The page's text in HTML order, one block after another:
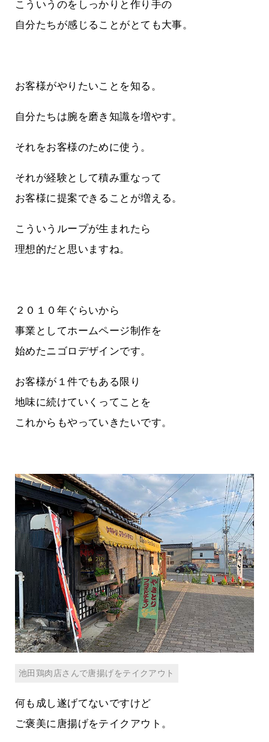
こういうのをしっかりと作り手の
自分たちが感じることがとても大事。
お客様がやりたいことを知る。
自分たちは腕を磨き知識を増やす。
それをお客様のために使う。
それが経験として積み重なって
お客様に提案できることが増える。
こういうループが生まれたら
理想的だと思いますね。
２０１０年ぐらいから
事業としてホームページ制作を
始めたニゴロデザインです。
お客様が１件でもある限り
地味に続けていくってことを
これからもやっていきたいです。
池田鶏肉店さんで唐揚げをテイクアウト
何も成し遂げてないですけど
ご褒美に唐揚げをテイクアウト。